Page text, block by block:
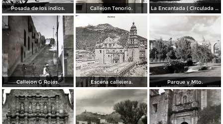
Posada de los indios. Callejon Tenorio. La Encantada ( Circulada el 26 de Mayo de 1948 ).
Callejon G Rojas. Escena callejera. Parque y Mto.